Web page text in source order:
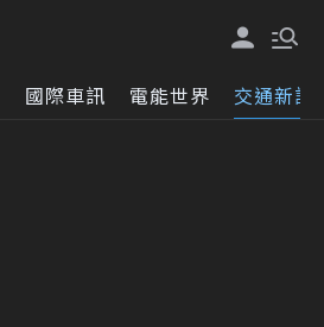
國際車訊 電能世界 交通新訊